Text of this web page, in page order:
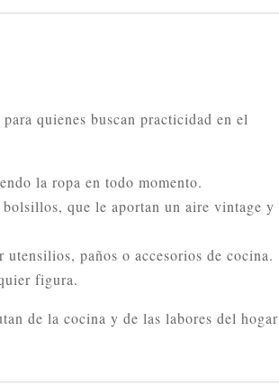
quienes buscan practicidad en el
la ropa en todo momento.
que le aportan un aire vintage y
paños o accesorios de cocina.
figura.
de la cocina y de las labores del hogar